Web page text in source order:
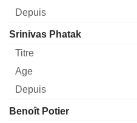
Srinivas Phatak
Benoît Potier